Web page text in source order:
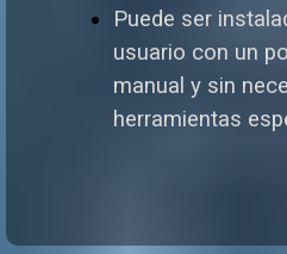
Puede ser
usuario con un
manual y sin
herramientas